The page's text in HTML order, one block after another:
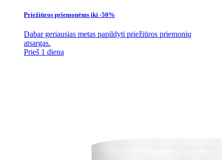
Priežiūros priemonėms iki -50%
Dabar geriausias metas papildyti priežiūros priemonių
atsargas.
Prieš 1 dieną